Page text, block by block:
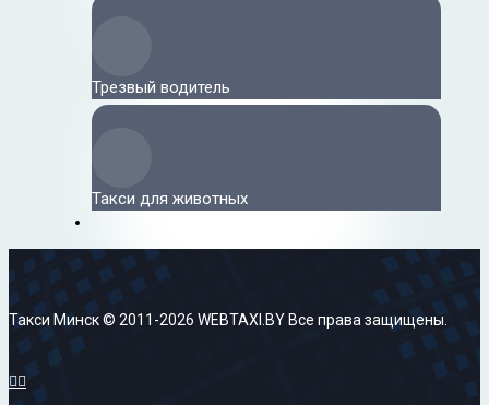
Трезвый водитель
Такси для животных
Такси Минск © 2011-2026 WEBTAXI.BY Все права защищены.
